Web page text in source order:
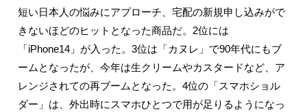
短い日本人の悩みにアプローチ、宅配の新規申し込みがで
きないほどのヒットとなった商品だ。2位には
「iPhone14」が入った。3位は「カヌレ」で90年代にもブ
ームとなったが、今年は生クリームやカスタードなど、ア
レンジされての再ブームとなった。4位の「スマホショル
ダー」は、外出時にスマホひとつで用が足りるようになっ